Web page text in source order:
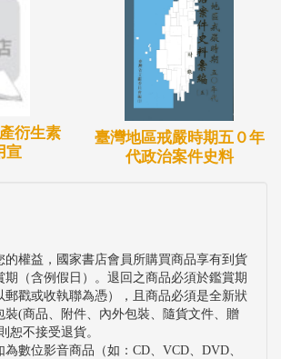
衍生素
宣
臺灣地區戒嚴時期五０年
代政治案件史料
的權益，國家書店會員所購買商品享有到貨
期（含例假日）。退回之商品必須於鑑賞期
郵戳或收執聯為憑），且商品必須是全新狀
裝(商品、附件、內外包裝、隨貨文件、贈
恕不接受退貨。
為數位影音商品（如：CD、VCD、DVD、